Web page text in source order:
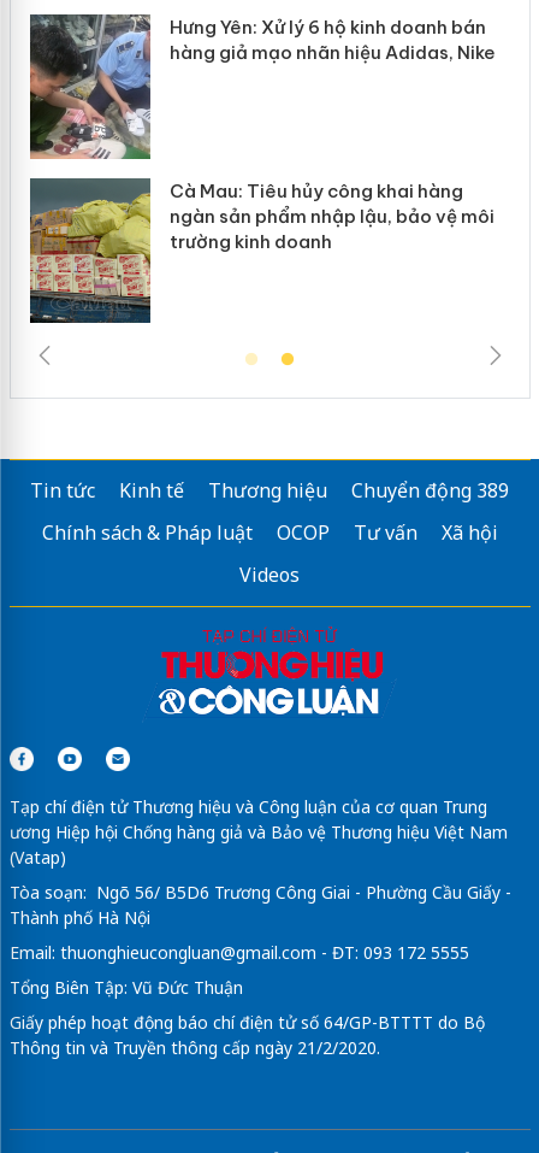
Hưng Yên: Xử lý 6 hộ kinh doanh bán
hàng giả mạo nhãn hiệu Adidas, Nike
Cà Mau: Tiêu hủy công khai hàng
ngàn sản phẩm nhập lậu, bảo vệ môi
trường kinh doanh
Tin tức Kinh tế Thương hiệu
Chuyển động 389
Chính sách & Pháp luật
OCOP Tư vấn
Xã hội
Videos
Tạp chí điện tử Thương hiệu và Công luận của cơ quan Trung
ương Hiệp hội Chống hàng giả và Bảo vệ Thương hiệu Việt Nam
(Vatap)
Tòa soạn: Ngõ 56/ B5D6 Trương Công Giai - Phường Cầu Giấy -
Thành phố Hà Nội
Email: thuonghieucongluan@gmail.com - ĐT: 093 172 5555
Tổng Biên Tập: Vũ Đức Thuận
Giấy phép hoạt động báo chí điện tử số 64/GP-BTTTT do Bộ
Thông tin và Truyền thông cấp ngày 21/2/2020.